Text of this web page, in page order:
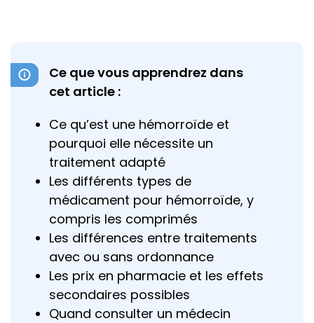
Ce que vous apprendrez dans
cet article :
Ce qu’est une hémorroïde et
pourquoi elle nécessite un
traitement adapté
Les différents types de
médicament pour hémorroïde, y
compris les comprimés
Les différences entre traitements
avec ou sans ordonnance
Les prix en pharmacie et les effets
secondaires possibles
Quand consulter un médecin